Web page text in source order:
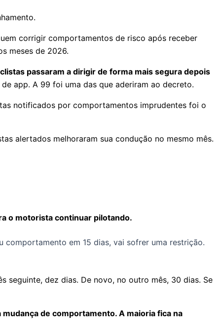
corrigir comportamentos de risco após receber
meses de 2026.
passaram a dirigir de forma mais segura depois
app. A 99 foi uma das que aderiram ao decreto.
notificados por comportamentos imprudentes foi o
alertados melhoraram sua condução no mesmo mês.
o motorista continuar pilotando.
comportamento em 15 dias, vai sofrer uma restrição.
seguinte, dez dias. De novo, no outro mês, 30 dias. Se
de comportamento. A maioria fica na